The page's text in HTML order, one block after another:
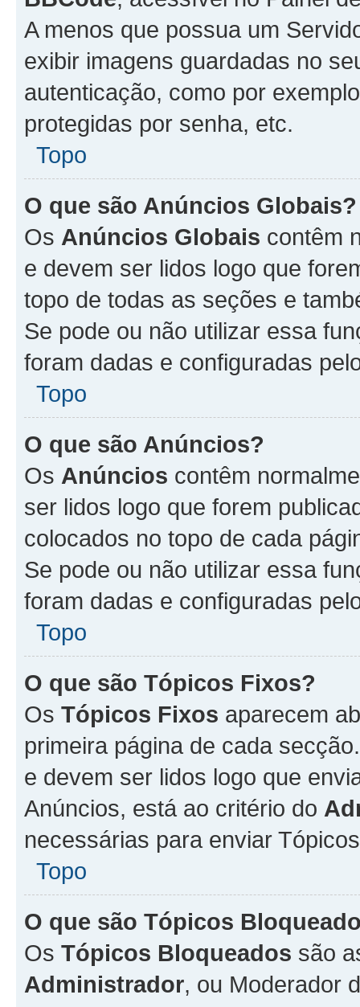
A menos que possua um
exibir imagens guardadas no
autenticação, como por
protegidas por senha, etc.
Topo
O que são Anúncios Globais?
Os Anúncios Globais contêm
e devem ser lidos logo que
topo de todas as seções e
Se pode ou não utilizar essa
foram dadas e configuradas
Topo
O que são Anúncios?
Os Anúncios contêm
ser lidos logo que forem
colocados no topo de cada
Se pode ou não utilizar essa
foram dadas e configuradas
Topo
O que são Tópicos Fixos?
Os Tópicos Fixos aparecem
primeira página de cada
e devem ser lidos logo que
Anúncios, está ao critério do
necessárias para enviar
Topo
O que são Tópicos
Os Tópicos Bloqueados são
Administrador, ou Moderador